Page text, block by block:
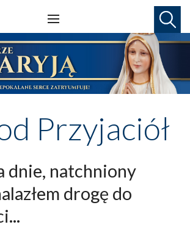
Przyjaciół
dnie, natchniony
drogę do